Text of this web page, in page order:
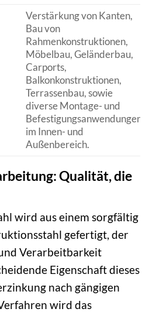
Verstärkung von Kanten,
Bau von
Rahmenkonstruktionen,
Möbelbau, Geländerbau,
Carports,
Balkonkonstruktionen,
Terrassenbau, sowie
diverse Montage- und
Befestigungsanwendungen
im Innen- und
Außenbereich.
Qualität, die
wird aus einem sorgfältig
gefertigt, der
Verarbeitbarkeit
Eigenschaft dieses
nach gängigen
wird das